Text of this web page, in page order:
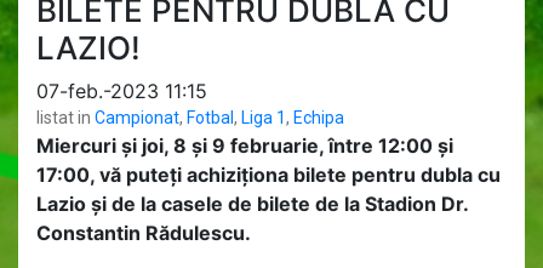
BILETE PENTRU DUBLA CU
LAZIO!
07-feb.-2023 11:15
listat in Campionat, Fotbal, Liga 1, Echipa
Miercuri și joi, 8 și 9 februarie, între 12:00 și
17:00, vă puteți achiziționa bilete pentru dubla cu
Lazio și de la casele de bilete de la Stadion Dr.
Constantin Rădulescu.